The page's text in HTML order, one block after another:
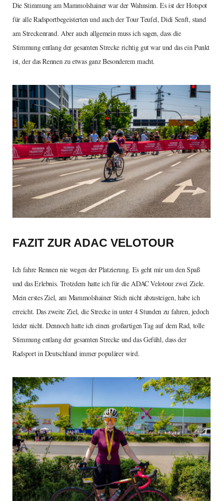
Die Stimmung am Mammolshainer war der Wahnsinn. Es ist der Hotspot
für alle Radsportbegeisterten und auch der Tour Teufel, Didi Senft, stand
am Streckenrand. Aber auch allgemein muss ich sagen, dass die
Stimmung entlang der gesamten Strecke richtig gut war und das ein Punkt
ist, der das Rennen zu etwas ganz Besonderem macht.
FAZIT ZUR ADAC VELOTOUR
Ich fahre Rennen nie wegen der Platzierung. Es geht mir um den Spaß
und das Erlebnis. Trotzdem hatte ich für die ADAC Velotour zwei Ziele.
Mein erstes Ziel, am Mammolshainer Stich nicht abzusteigen, habe ich
erreicht. Das zweite Ziel, die Strecke in unter 4 Stunden zu fahren, jedoch
leider nicht. Dennoch hatte ich einen großartigen Tag auf dem Rad, tolle
Stimmung entlang der gesamten Strecke und das Gefühl, dass der
Radsport in Deutschland immer populärer wird.